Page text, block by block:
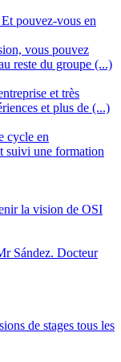
pouvez-vous en
vous pouvez
reste du groupe (...)
et très
et plus de (...)
cycle en
suivi une formation
la vision de OSI
Sández. Docteur
de stages tous les